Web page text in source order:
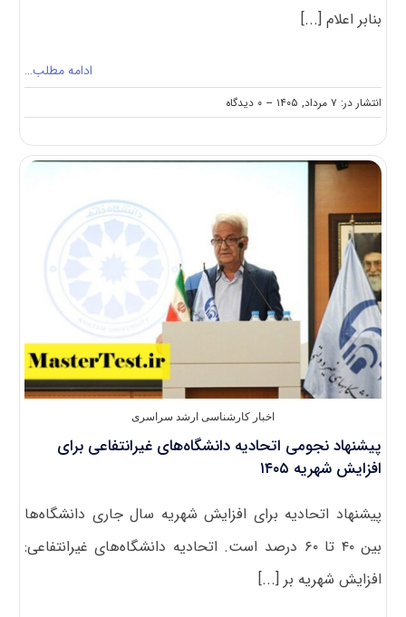
بنابر اعلام [...]
ادامه مطلب…
انتشار در: ۷ مرداد, ۱۴۰۵ -- ۰ دیدگاه
on
پذیرش
ارشد
قم
۱۴۰۵
اخبار کارشناسی ارشد سراسری
پیشنهاد نجومی اتحادیه دانشگاه‌های غیرانتفاعی برای
افزایش شهریه ۱۴۰۵
پیشنهاد اتحادیه برای افزایش شهریه سال جاری دانشگاه‌ها
بین ۴۰ تا ۶۰ درصد است. اتحادیه دانشگاه‌های غیرانتفاعی:
افزایش شهریه بر [...]